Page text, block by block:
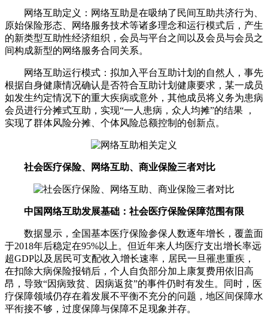
网络互助定义：网络互助是在吸纳了民间互助共济行为、
原始保险形态、网络服务技术等诸多理念和运行模式后，产生
的新类型互助性经济组织，会员与平台之间以及会员与会员之
间构成新型的网络服务合同关系。
网络互助运行模式：拟加入平台互助计划的自然人，事先
根据自身健康情况确认是否符合互助计划健康要求，某一成员
如发生约定情况下的重大疾病或意外，其他成员将义务为患病
会员进行分摊式互助，实现“一人患病，众人均摊”的结果 ，
实现了群体风险分摊、个体风险总额控制的创新点。
社会医疗保险、网络互助、商业保险三者对比
中国网络互助发展基础：社会医疗保险保障范围有限
数据显示，全国基本医疗保险参保人数逐年增长，覆盖面
于2018年后稳定在95%以上。但近年来人均医疗支出增长率远
超GDP以及居民可支配收入增长速率，居民一旦罹患重疾，
在扣除大病保险报销后，个人自负部分加上康复费用依旧高
昂，导致“因病致贫、因病返贫”的事件仍时有发生。同时，医
疗保障领域仍存在着发展不平衡不充分的问题，地区间保障水
平衔接不够，过度保障与保障不足现象并存。